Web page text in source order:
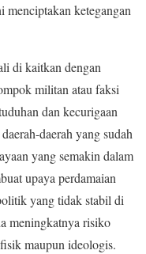
ketegangan
di kaitkan dengan
militan atau faksi
dan kecurigaan
daerah yang sudah
yang semakin dalam
upaya perdamaian
yang tidak stabil di
meningkatnya risiko
maupun ideologis.